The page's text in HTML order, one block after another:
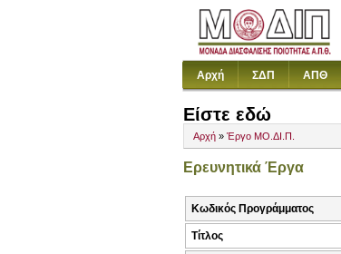
Αρχή ΣΔΠ ΑΠΘ
Είστε εδώ
Αρχή » Έργο ΜΟ.ΔΙ.Π.
Ερευνητικά Έργα
Κωδικός Προγράμματος
Τίτλος